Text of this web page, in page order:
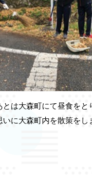
とは大森町にて昼食をと
に大森町内を散策をし